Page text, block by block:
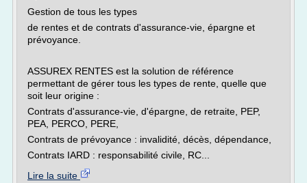
Gestion de tous les types
de rentes et de contrats d'assurance-vie, épargne et
prévoyance.
ASSUREX RENTES est la solution de référence
permettant de gérer tous les types de rente, quelle que
soit leur origine :
Contrats d'assurance-vie, d'épargne, de retraite, PEP,
PEA, PERCO, PERE,
Contrats de prévoyance : invalidité, décès, dépendance,
Contrats IARD : responsabilité civile, RC...
Lire la suite